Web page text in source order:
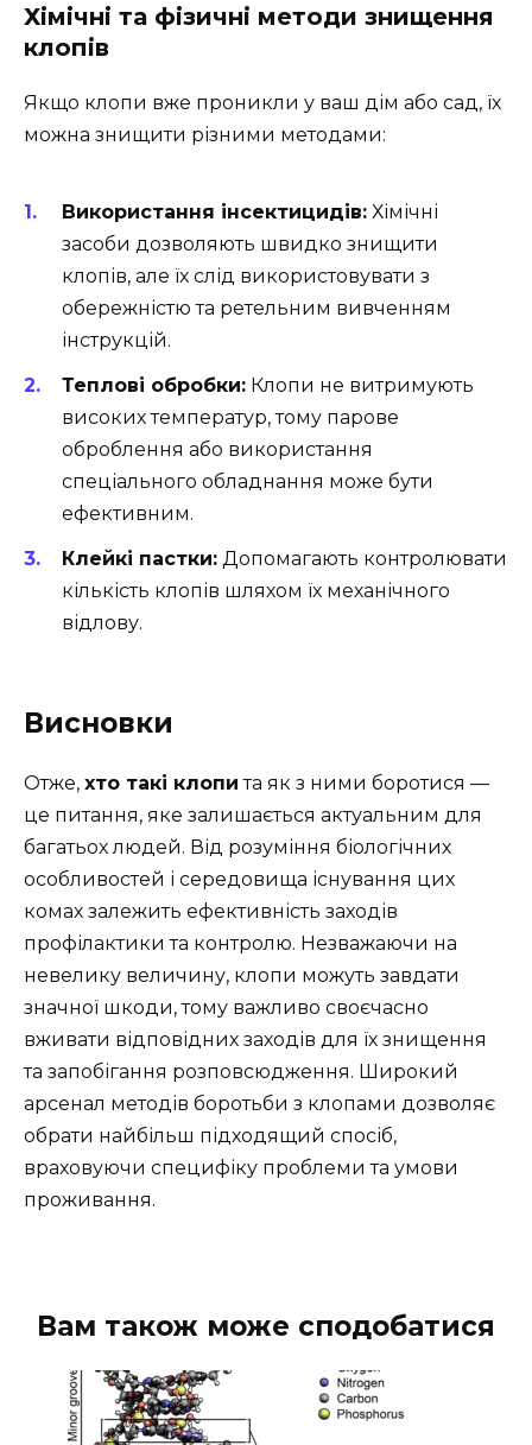
Хімічні та фізичні методи знищення
клопів
Якщо клопи вже проникли у ваш дім або сад, їх
можна знищити різними методами:
Використання інсектицидів: Хімічні
засоби дозволяють швидко знищити
клопів, але їх слід використовувати з
обережністю та ретельним вивченням
інструкцій.
Теплові обробки: Клопи не витримують
високих температур, тому парове
оброблення або використання
спеціального обладнання може бути
ефективним.
Клейкі пастки: Допомагають контролювати
кількість клопів шляхом їх механічного
відлову.
Висновки
Отже, хто такі клопи та як з ними боротися —
це питання, яке залишається актуальним для
багатьох людей. Від розуміння біологічних
особливостей і середовища існування цих
комах залежить ефективність заходів
профілактики та контролю. Незважаючи на
невелику величину, клопи можуть завдати
значної шкоди, тому важливо своєчасно
вживати відповідних заходів для їх знищення
та запобігання розповсюдження. Широкий
арсенал методів боротьби з клопами дозволяє
обрати найбільш підходящий спосіб,
враховуючи специфіку проблеми та умови
проживання.
Вам також може сподобатися